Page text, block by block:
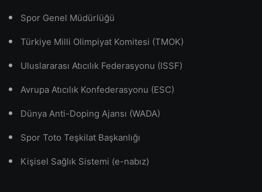
Spor Genel Müdürlüğü
Türkiye Milli Olimpiyat Komitesi (TMOK)
Uluslararası Atıcılık Federasyonu (ISSF)
Avrupa Atıcılık Konfederasyonu (ESC)
Dünya Anti-Doping Ajansı (WADA)
Spor Toto Teşkilat Başkanlığı
Kişisel Sağlık Sistemi (e-nabız)